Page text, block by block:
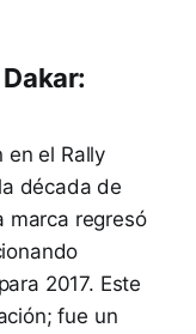
en el Rally
década de
marca regresó
2017. Este
fue un